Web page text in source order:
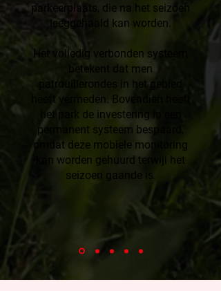
parkeerplaats, die na het seizoen
leeggehaald kan worden.
Het volledig verbonden systeem
betekent dat men
patrouillerondes in het gebied
heeft vermeden. Bovendien heeft
het park de investering in een
permanent systeem bespaard,
omdat deze mobiele monitoring
kan worden gehuurd terwijl het
seizoen gaande is.